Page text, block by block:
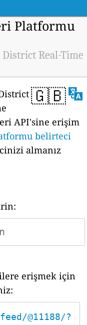
Platformu
Real-Time
🇬🇧
API'sine erişim
belirteci
almanız
erişmek için
@11188/?